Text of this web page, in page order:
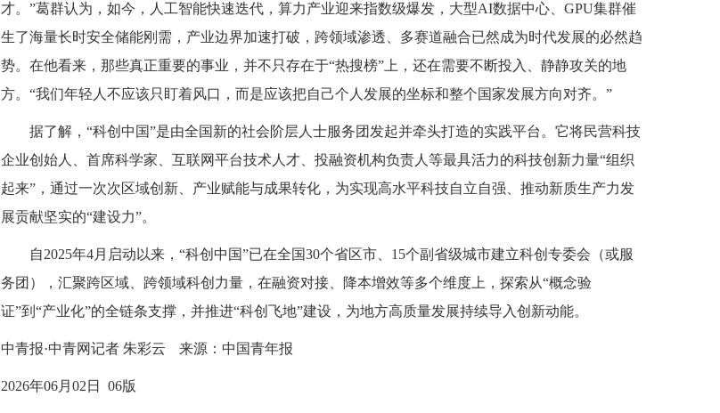
才。”葛群认为，如今，人工智能快速迭代，算力产业迎来指数级爆发，大型AI数据中心、GPU集群催
生了海量长时安全储能刚需，产业边界加速打破，跨领域渗透、多赛道融合已然成为时代发展的必然趋
势。在他看来，那些真正重要的事业，并不只存在于“热搜榜”上，还在需要不断投入、静静攻关的地
方。“我们年轻人不应该只盯着风口，而是应该把自己个人发展的坐标和整个国家发展方向对齐。”
据了解，“科创中国”是由全国新的社会阶层人士服务团发起并牵头打造的实践平台。它将民营科技
企业创始人、首席科学家、互联网平台技术人才、投融资机构负责人等最具活力的科技创新力量“组织
起来”，通过一次次区域创新、产业赋能与成果转化，为实现高水平科技自立自强、推动新质生产力发
展贡献坚实的“建设力”。
自2025年4月启动以来，“科创中国”已在全国30个省区市、15个副省级城市建立科创专委会（或服
务团），汇聚跨区域、跨领域科创力量，在融资对接、降本增效等多个维度上，探索从“概念验
证”到“产业化”的全链条支撑，并推进“科创飞地”建设，为地方高质量发展持续导入创新动能。
中青报·中青网记者 朱彩云 来源：中国青年报
2026年06月02日 06版